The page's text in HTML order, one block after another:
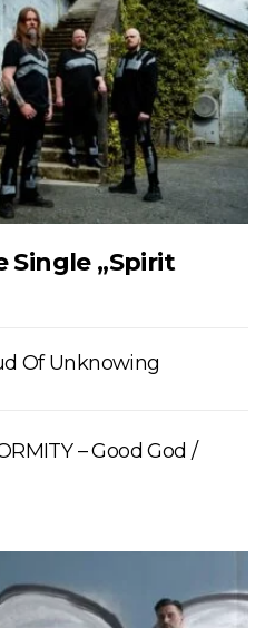
Single „Spirit
Of Unknowing
– Good God /